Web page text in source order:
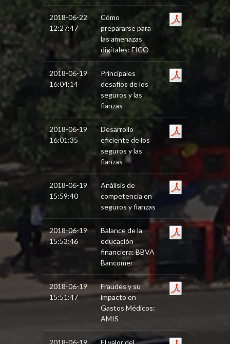
2018-06-22
12:27:47
Cómo
prepararse para
las amenazas
digitales: FICO
2018-06-19
16:04:14
Principales
desafíos de los
seguros y las
fianzas
2018-06-19
16:01:35
Desarrollo
eficiente de los
seguros y las
fianzas
2018-06-19
15:59:40
Análisis de
competencia en
seguros y fianzas
2018-06-19
15:53:46
Balance de la
educación
financiera: BBVA
Bancomer
2018-06-19
15:51:47
Fraudes y su
impacto en
Gastos Médicos:
AMIS
2018-06-19
El valor del